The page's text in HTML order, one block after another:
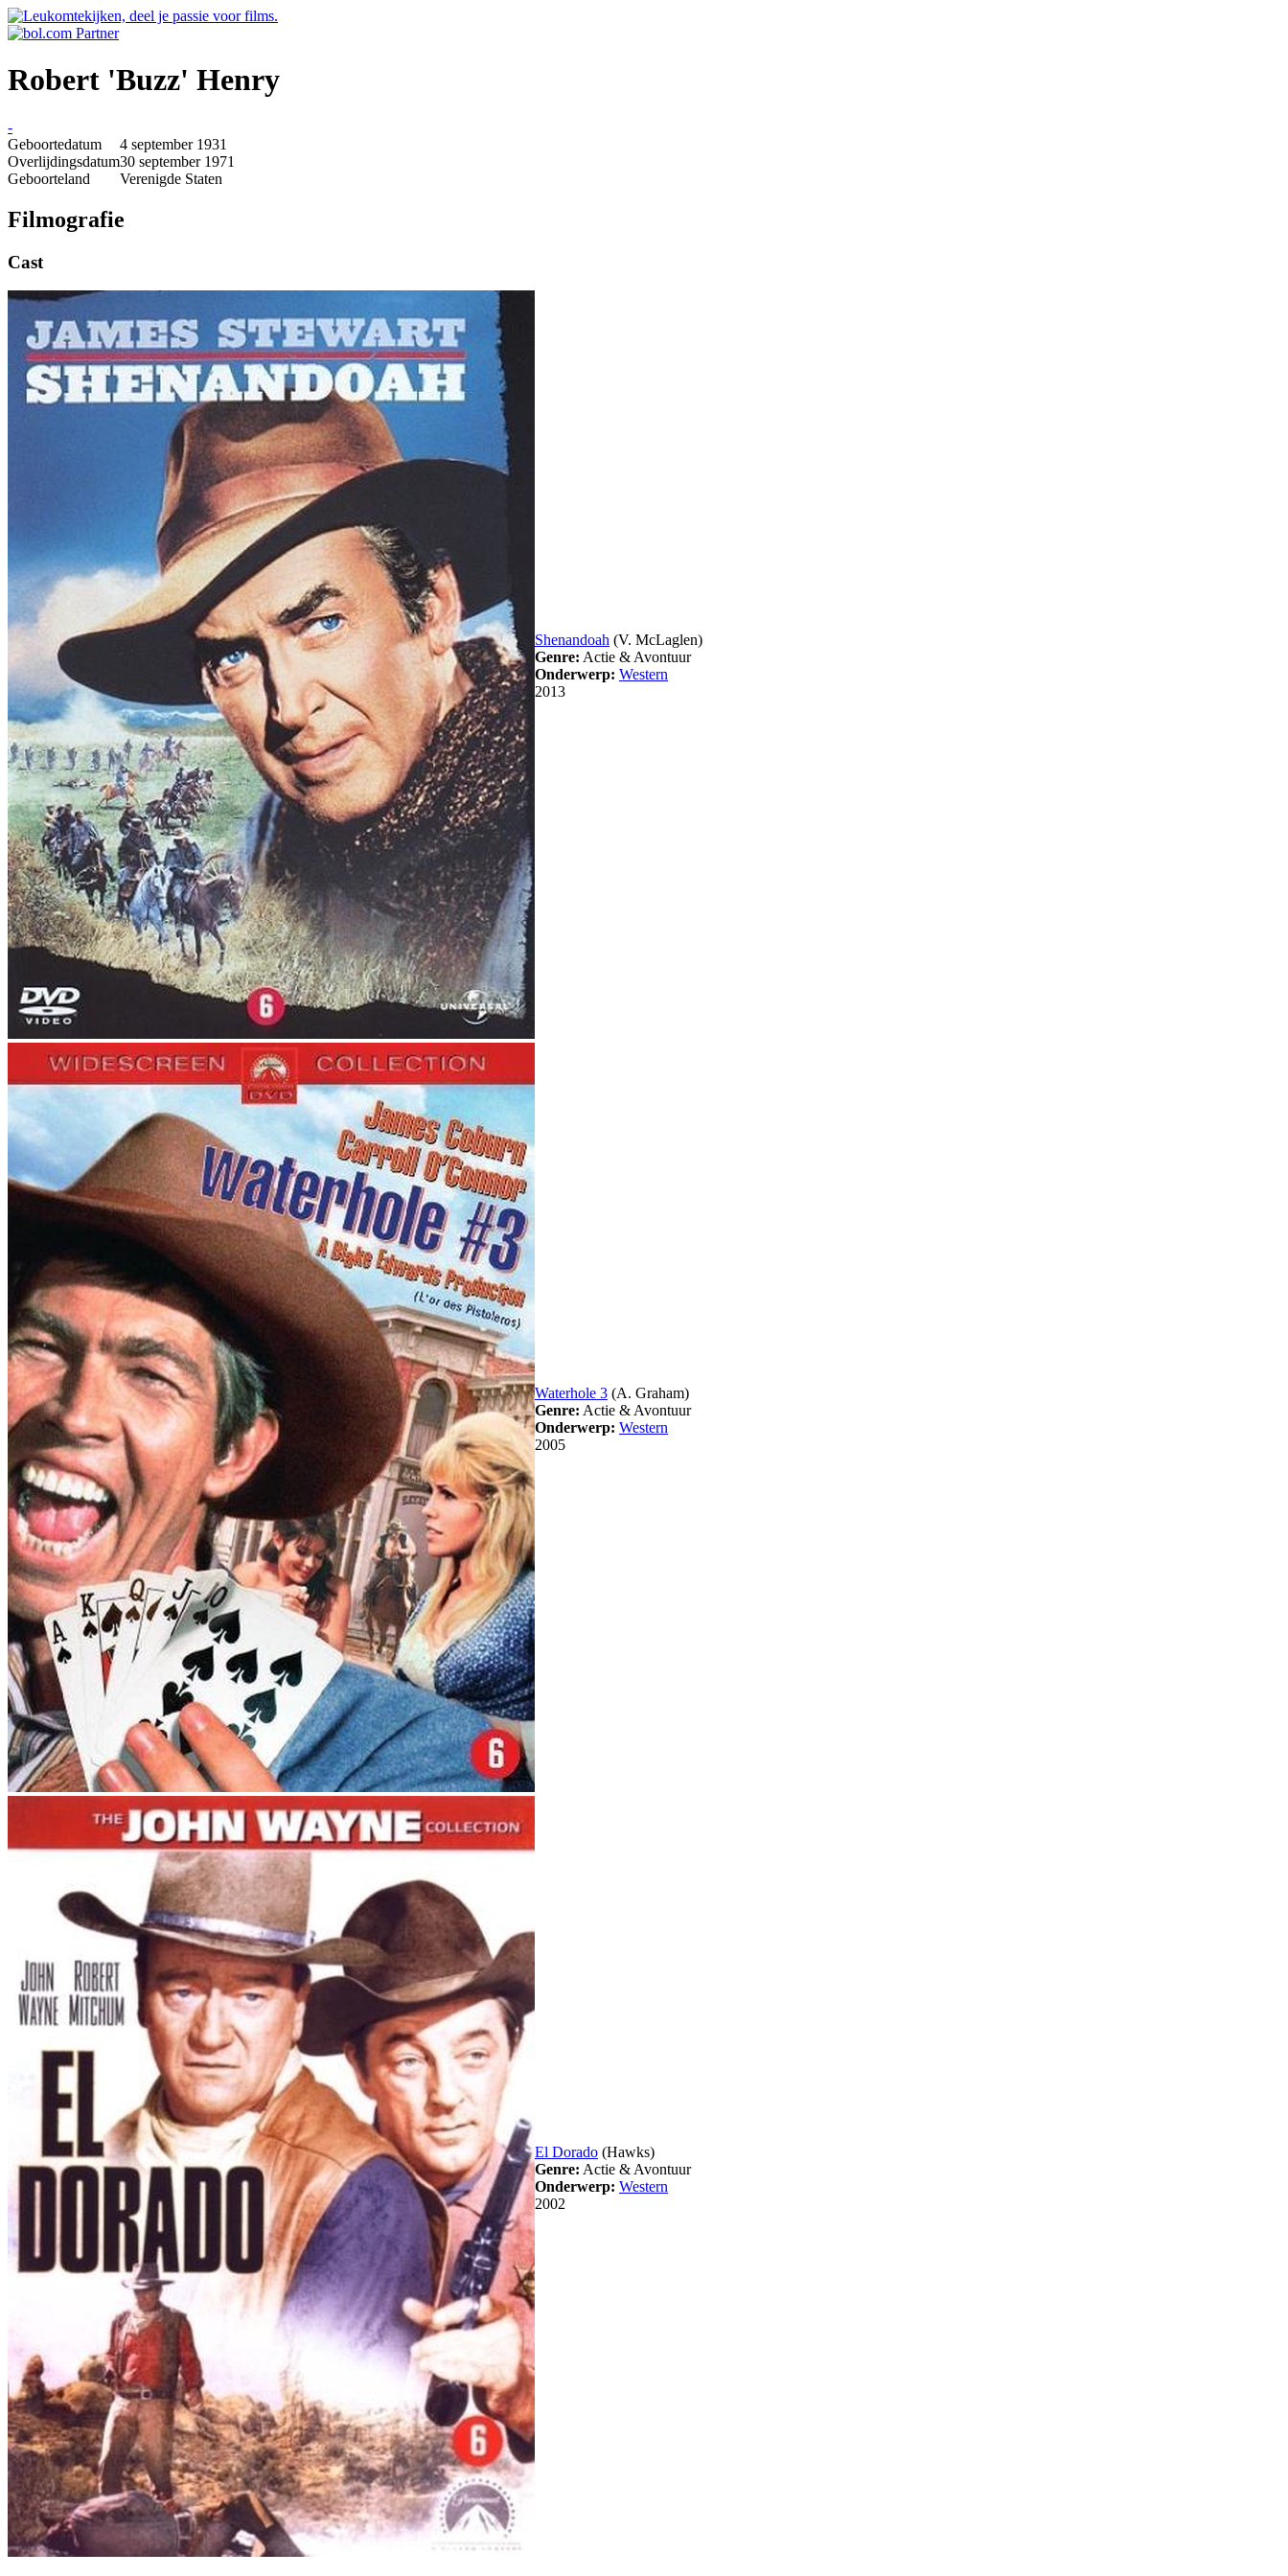
Robert 'Buzz' Henry
-
Geboortedatum
4 september 1931
Overlijdingsdatum30 september 1971
Geboorteland
Verenigde Staten
Filmografie
Cast
Shenandoah (V. McLaglen)
Genre: Actie & Avontuur
Onderwerp: Western
2013
Waterhole 3 (A. Graham)
Genre: Actie & Avontuur
Onderwerp: Western
2005
El Dorado (Hawks)
Genre: Actie & Avontuur
Onderwerp: Western
2002